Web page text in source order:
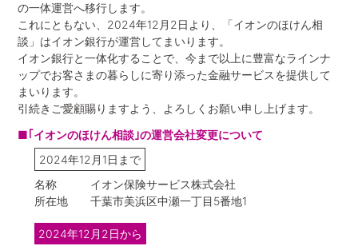
の一体運営へ移行します。
これにともない、2024年12月2日より、「イオンのほけん相
談」はイオン銀行が運営してまいります。
イオン銀行と一体化することで、今まで以上に豊富なラインナ
ップでお客さまの暮らしに寄り添った金融サービスを提供して
まいります。
引続きご愛顧賜りますよう、よろしくお願い申し上げます。
■｢イオンのほけん相談｣の運営会社変更について
2024年12月1日まで
名称
イオン保険サービス株式会社
所在地
千葉市美浜区中瀬一丁目5番地1
2024年12月2日から